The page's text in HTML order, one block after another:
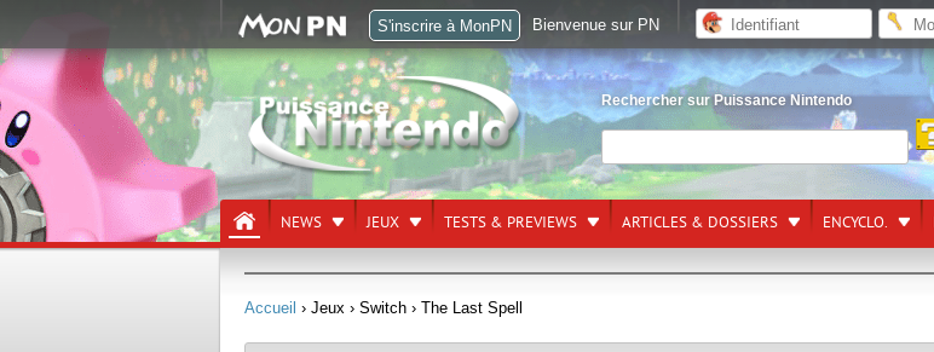
Rechercher sur Puissance Nintendo
NEWS JEUX TESTS & PREVIEWS ARTICLES & DOSSIERS ENCYCLO.
Accueil › Jeux › Switch › The Last Spell
S'inscrire à MonPN Bienvenue sur PN